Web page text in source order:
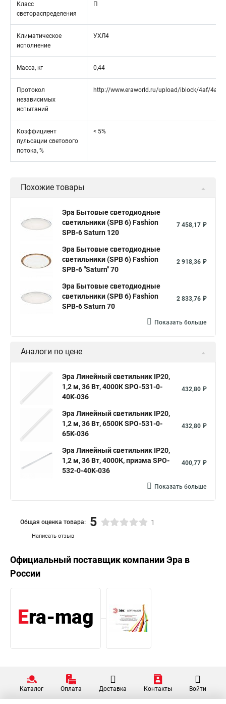
Класс
светораспределения
П
Климатическое
исполнение
УХЛ4
Масса, кг 0,44
Протокол
независимых
испытаний
http://www.eraworld.ru/upload/iblock/4af/
Коэффициент
пульсации светового
потока, %
< 5%
Похожие товары
Эра Бытовые светодиодные
светильники (SPB 6) Fashion
SPB-6 Saturn 120
7 458,17 ₽
Эра Бытовые светодиодные
светильники (SPB 6) Fashion
SPB-6 "Saturn" 70
2 918,36 ₽
Эра Бытовые светодиодные
светильники (SPB 6) Fashion
SPB-6 Saturn 70
2 833,76 ₽
Показать больше
Аналоги по цене
Эра Линейный светильник IP20,
1,2 м, 36 Вт, 4000К SPO-531-0-
40K-036
432,80 ₽
Эра Линейный светильник IP20,
1,2 м, 36 Вт, 6500К SPO-531-0-
65K-036
432,80 ₽
Эра Линейный светильник IP20,
1,2 м, 36 Вт, 4000К, призма SPO-
532-0-40K-036
400,77 ₽
Показать больше
Написать отзыв
Общая оценка товара: 5 1
Официальный поставщик компанииЭра в
России
Каталог Оплата Доставка Контакты Войти